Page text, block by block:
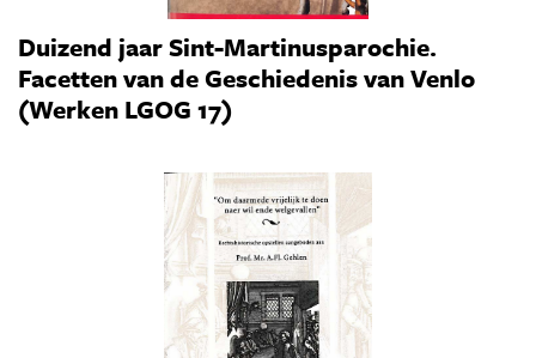
Duizend jaar Sint-Martinusparochie.
Facetten van de Geschiedenis van Venlo
(Werken LGOG 17)